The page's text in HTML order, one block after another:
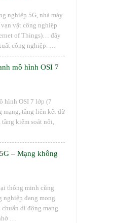
nghiệp 5G, nhà máy
vật công nghiệp
of Things)… đây
công nghiệp. …
mô hình OSI 7
hình OSI 7 lớp (7
mạng, tầng liên kết dữ
kiểm soát nối,
– Mạng không
thông minh cũng
nghiệp đang mong
di động mạng
…